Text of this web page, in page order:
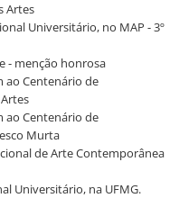
Artes
Universitário, no MAP - 3º
- menção honrosa
ao Centenário de
ao Centenário de
Murta
de Arte Contemporânea
Universitário, na UFMG.